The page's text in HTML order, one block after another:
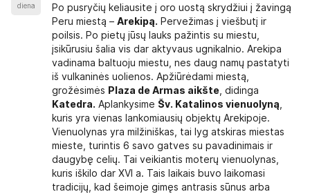
diena
Po pusryčių keliausite į oro uostą skrydžiui į žavingą
Peru miestą –Arekipą. Pervežimas į viešbutį ir
poilsis. Po pietų jūsų lauks pažintis su miestu,
įsikūrusiu šalia vis dar aktyvaus ugnikalnio. Arekipa
vadinama baltuoju miestu, nes daug namų pastatyti
iš vulkaninės uolienos. Apžiūrėdami miestą,
grožėsimės Plaza de Armas aikšte , didinga
Katedra. Aplankysime Šv. Katalinos vienuolyną
kuris yra vienas lankomiausių objektų Arekipoje.
Vienuolynas yra milžiniškas, tai lyg atskiras miestas
mieste, turintis 6 savo gatves su pavadinimais ir
daugybę celių. Tai veikiantis moterų vienuolynas,
kuris iškilo dar XVI a. Tais laikais buvo laikomasi
tradicijų, kad šeimoje gimęs antrasis sūnus arba